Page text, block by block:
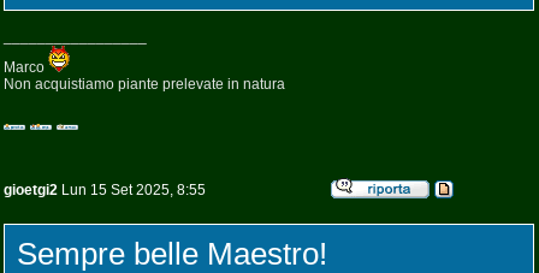
Marco
Non acquistiamo piante prelevate in natura
gioetgi2 Lun 15 Set 2025, 8:55
Sempre belle Maestro!